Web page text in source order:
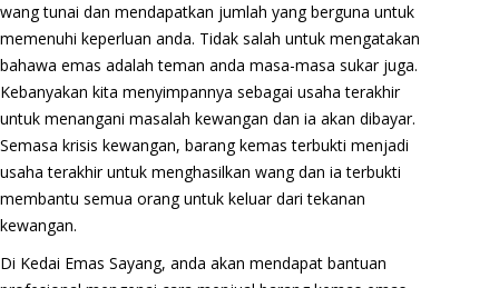
wang tunai dan mendapatkan jumlah yang berguna untuk
memenuhi keperluan anda. Tidak salah untuk mengatakan
bahawa emas adalah teman anda masa-masa sukar juga.
Kebanyakan kita menyimpannya sebagai usaha terakhir
untuk menangani masalah kewangan dan ia akan dibayar.
Semasa krisis kewangan, barang kemas terbukti menjadi
usaha terakhir untuk menghasilkan wang dan ia terbukti
membantu semua orang untuk keluar dari tekanan
kewangan.
Di Kedai Emas Sayang, anda akan mendapat bantuan